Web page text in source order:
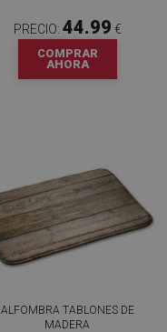
PRECIO: 44.99 €
COMPRAR
AHORA
ALFOMBRA TABLONES DE
MADERA